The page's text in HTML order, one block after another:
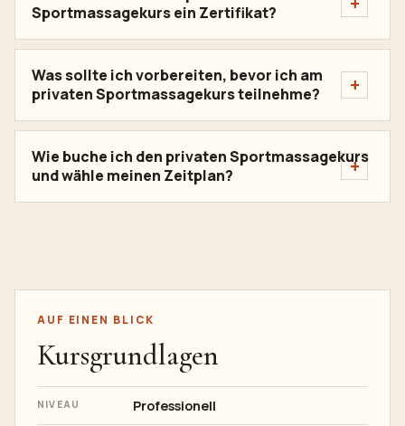
Sportmassagekurs ein Zertifikat?
Was sollte ich vorbereiten, bevor ich am
privaten Sportmassagekurs teilnehme?
Wie buche ich den privaten Sportmassagekurs
und wähle meinen Zeitplan?
AUF EINEN BLICK
Kursgrundlagen
NIVEAU Professionell